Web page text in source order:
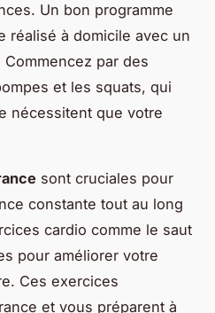
Un bon programme
réalisé à domicile avec un
Commencez par des
et les squats, qui
nécessitent que votre
sont cruciales pour
constante tout au long
cardio comme le saut
pour améliorer votre
Ces exercices
et vous préparent à